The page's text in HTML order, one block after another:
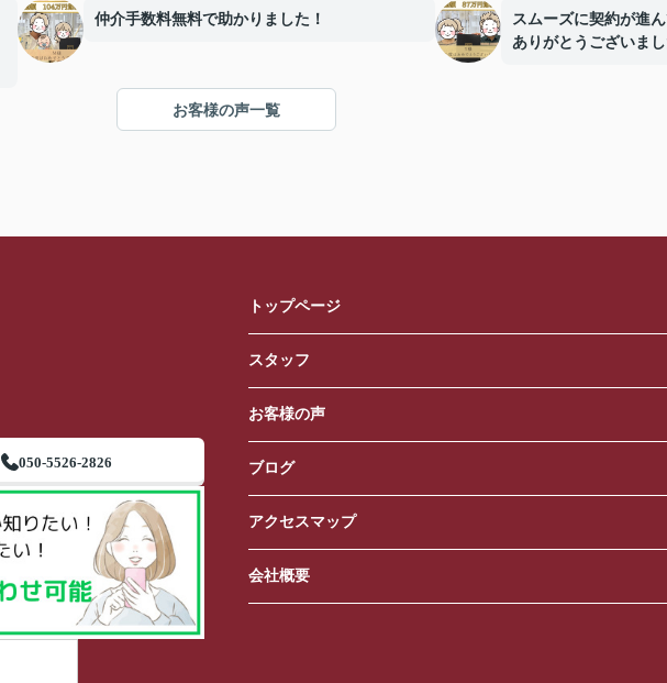
仲介手数料無料で助かりました！
スムーズに契約が進
ありがとうございまし
お客様の声一覧
050-5526-2826
トップページ
スタッフ
お客様の声
ブログ
アクセスマップ
会社概要